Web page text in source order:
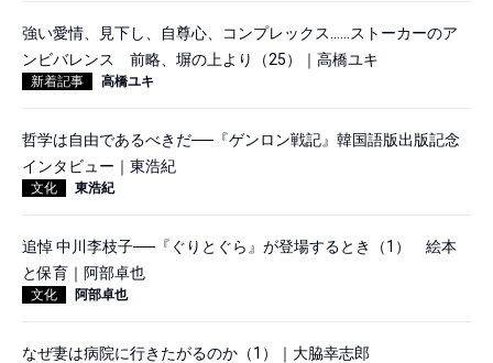
強い愛情、見下し、自尊心、コンプレックス……ストーカーのア
ンビバレンス 前略、塀の上より（25）｜高橋ユキ
新着記事 高橋ユキ
哲学は自由であるべきだ──『ゲンロン戦記』韓国語版出版記念
インタビュー｜東浩紀
文化 東浩紀
追悼 中川李枝子──『ぐりとぐら』が登場するとき（1） 絵本
と保育｜阿部卓也
文化 阿部卓也
なぜ妻は病院に行きたがるのか（1）｜大脇幸志郎